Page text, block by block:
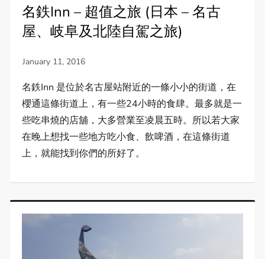
名鉄Inn – 超值之旅 (日本 – 名古
屋、岐阜及北陸自駕之旅)
名鉄Inn 是位於名古屋站附近的一條小小的街道，在
櫻通這條街道上，有一些24小時的食肆。最多就是一
些吃串燒的店舖，大多營業至凌晨五時。所以若大家
在晚上想找一些地方吃小食、飲啤酒，在這條街道
上，就能找到你們的所好了。